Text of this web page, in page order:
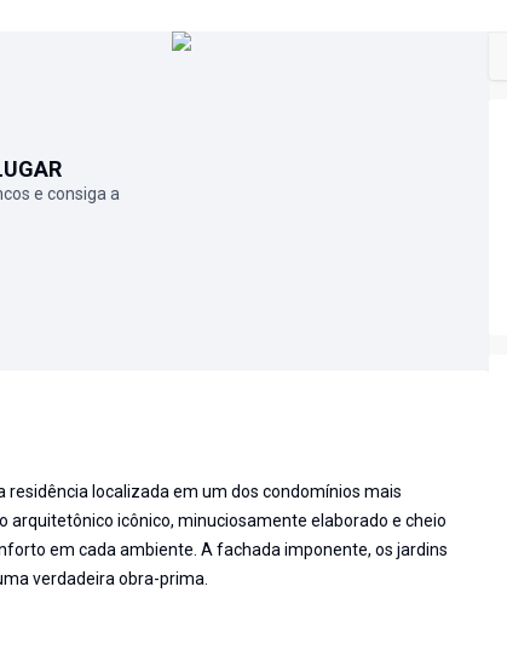
e consiga a
localizada em um dos condomínios mais
arquitetônico icônico, minuciosamente elaborado e cheio
em cada ambiente. A fachada imponente, os jardins
verdadeira obra-prima.